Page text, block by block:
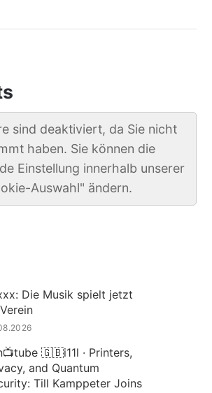
sind deaktiviert, da Sie nicht
haben. Sie können die
Einstellung innerhalb unserer
Auswahl" ändern.
Die Musik spielt jetzt
🇬🇧i11l · Printers,
and Quantum
Till Kamppeter Joins